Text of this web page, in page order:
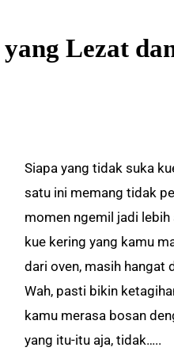
Lezat
Siapa yang tidak suka
satu ini memang tidak
momen ngemil jadi
kue kering yang kamu
dari oven, masih hangat
Wah, pasti bikin
kamu merasa bosan
yang itu-itu aja, tidak…..